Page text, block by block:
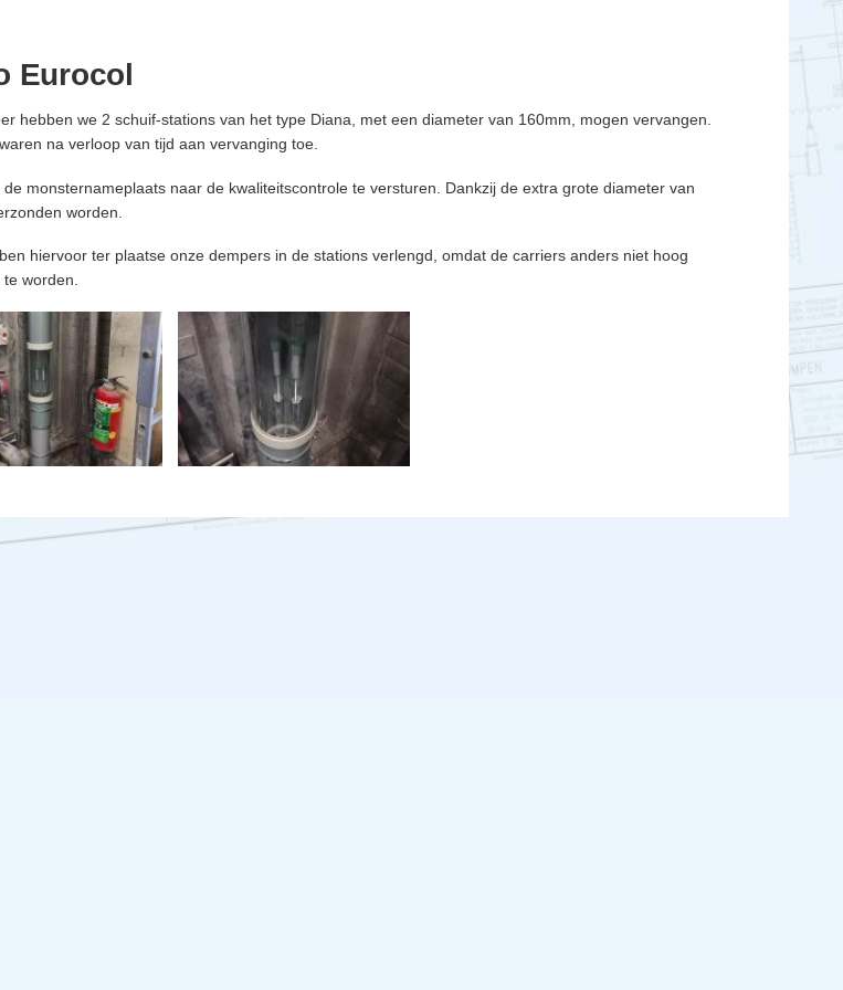
Eurocol
hebben we 2 schuif-stations van het type Diana, met een diameter van 160mm, mogen vervangen.
na verloop van tijd aan vervanging toe.
monsternameplaats naar de kwaliteitscontrole te versturen. Dankzij de extra grote diameter van
worden.
hiervoor ter plaatse onze dempers in de stations verlengd, omdat de carriers anders niet hoog
worden.